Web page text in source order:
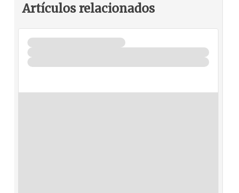
Artículos relacionados